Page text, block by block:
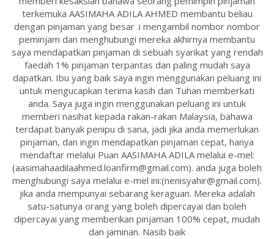
terkemuka AASIMAHA ADILA AHMED membantu beliau
dengan pinjaman yang besar .i mengambil nombor nombor
peminjam dan menghubungi mereka akhirnya membantu
saya mendapatkan pinjaman di sebuah syarikat yang rendah
faedah 1% pinjaman terpantas dan paling mudah saya
dapatkan. Ibu yang baik saya ingin menggunakan peluang ini
untuk mengucapkan terima kasih dan Tuhan memberkati
anda. Saya juga ingin menggunakan peluang ini untuk
memberi nasihat kepada rakan-rakan Malaysia, bahawa
terdapat banyak penipu di sana, jadi jika anda memerlukan
pinjaman, dan ingin mendapatkan pinjaman cepat, hanya
mendaftar melalui Puan AASIMAHA ADILA melalui e-mel:
(aasimahaadilaahmed.loanfirm@gmail.com). anda juga boleh
menghubungi saya melalui e-mel ini:(nenisyahir@gmail.com).
jika anda mempunyai sebarang keraguan. Mereka adalah
satu-satunya orang yang boleh dipercayai dan boleh
dipercayai yang memberikan pinjaman 100% cepat, mudah
dan jaminan. Nasib baik